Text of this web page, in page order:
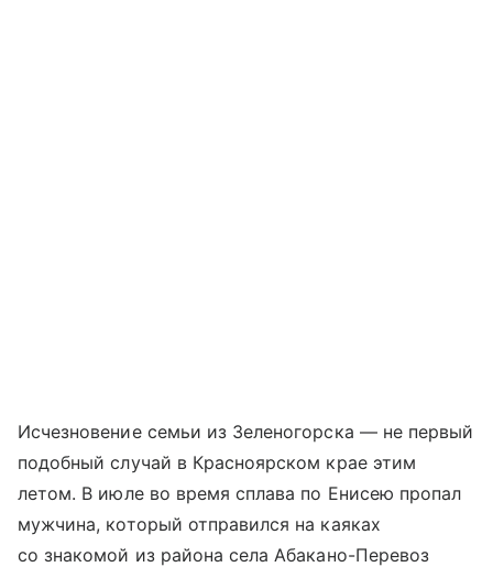
Исчезновение семьи из Зеленогорска — не первый
подобный случай в Красноярском крае этим
летом. В июле во время сплава по Енисею пропал
мужчина, который отправился на каяках
со знакомой из района села Абакано-Перевоз